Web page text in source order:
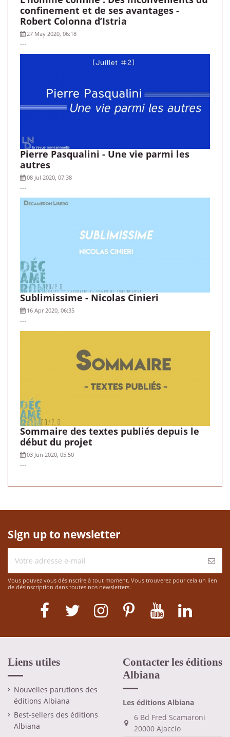
confinement et de ses avantages -
Robert Colonna d’Istria
27 May 2020, 06:18
...
Pierre Pasqualini - Une vie parmi les
autres
08 Jul 2020, 07:38
...
Sublimissime - Nicolas Cinieri
16 Apr 2020, 06:35
...
Sommaire des textes publiés depuis le
début du projet
03 Jun 2020, 05:50
...
Sign up to newsletter
Vous pouvez vous désinscrire à tout moment. Vous trouverez pour cela un lien
de désinscription dans toutes nos newsletters.
Liens utiles
Nouvelles parutions des
éditions Albiana
Best-sellers des éditions
Albiana
Contacter les éditions
Albiana
Les éditions Albiana
6 Bd Fred Scamaroni
20000 Ajaccio